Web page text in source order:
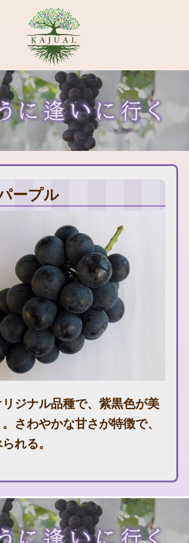
ープル
ジナル品種で、紫黒色が美
さわやかな甘さが特徴で、
れる。